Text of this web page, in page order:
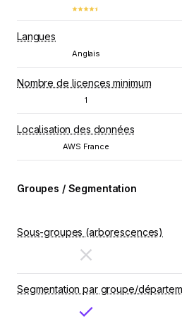
Langues
Anglais
Nombre de licences minimum
1
Localisation des données
AWS France
Groupes / Segmentation
Sous-groupes (arborescences)
Segmentation par groupe/